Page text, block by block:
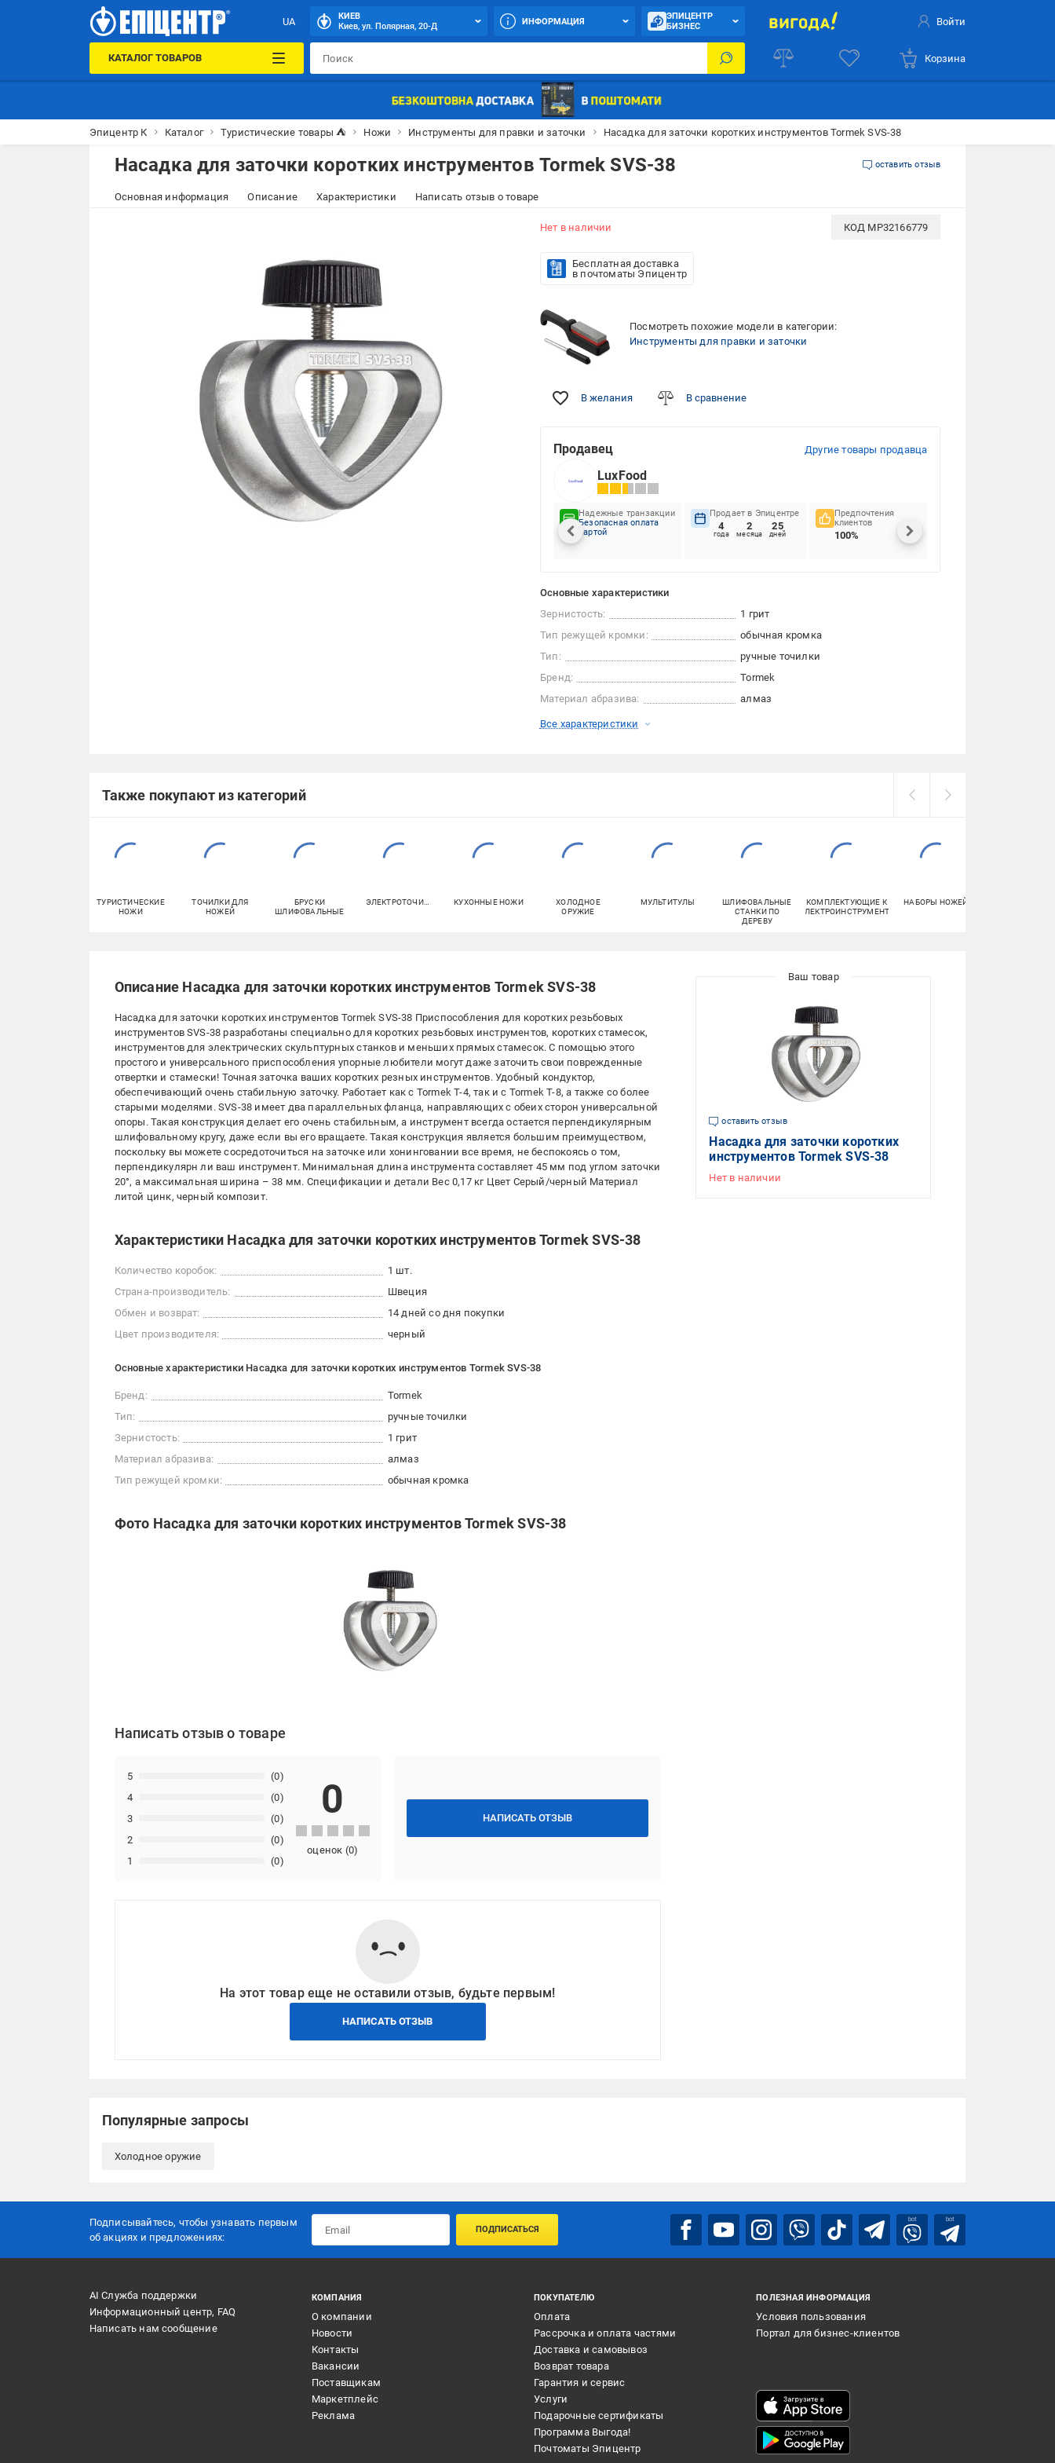
UA
КИЕВ
Киев, ул. Полярная, 20-Д
ИНФОРМАЦИЯ
ЭПИЦЕНТР
БИЗНЕС
Войти
КАТАЛОГ ТОВАРОВ Корзина
Эпицентр К Каталог Туристические товары ⛺ Ножи Инструменты для правки и заточки Насадка для заточки коротких инструментов Tormek SVS-38
Насадка для заточки коротких инструментов Tormek SVS-38 оставить отзыв
Основная информация Описание Характеристики Написать отзыв о товаре
Нет в наличии КОД MP32166779
Бесплатная доставка
в почтоматы Эпицентр
Посмотреть похожие модели в категории:
Инструменты для правки и заточки
В желания В сравнение
Продавец Другие товары продавца
LuxFood
Надежные транзакции
Безопасная оплата
картой
Продает в Эпицентре
4
года
2
месяца
25
дней
Предпочтения
клиентов
100%
Основные характеристики
Зернистость:
1 грит
Тип режущей кромки:
обычная кромка
Тип:
ручные точилки
Бренд:
Tormek
Материал абразива:
алмаз
Все характеристики
Также покупают из категорий
ТУРИСТИЧЕСКИЕ
НОЖИ
ТОЧИЛКИ ДЛЯ
НОЖЕЙ
БРУСКИ
ШЛИФОВАЛЬНЫЕ
ЭЛЕКТРОТОЧИЛА КУХОННЫЕ НОЖИ
ХОЛОДНОЕ
ОРУЖИЕ
МУЛЬТИТУЛЫ
ШЛИФОВАЛЬНЫЕ
СТАНКИ ПО
ДЕРЕВУ
КОМПЛЕКТУЮЩИЕ К
ЭЛЕКТРОИНСТРУМЕНТУ
НАБОРЫ НОЖЕЙ
Описание Насадка для заточки коротких инструментов Tormek SVS-38
Насадка для заточки коротких инструментов Tormek SVS-38 Приспособления для коротких резьбовых
инструментов SVS-38 разработаны специально для коротких резьбовых инструментов, коротких стамесок,
инструментов для электрических скульптурных станков и меньших прямых стамесок. С помощью этого
простого и универсального приспособления упорные любители могут даже заточить свои поврежденные
отвертки и стамески! Точная заточка ваших коротких резных инструментов. Удобный кондуктор,
обеспечивающий очень стабильную заточку. Работает как с Tormek T-4, так и с Tormek T-8, а также со более
старыми моделями. SVS-38 имеет два параллельных фланца, направляющих с обеих сторон универсальной
опоры. Такая конструкция делает его очень стабильным, а инструмент всегда остается перпендикулярным
шлифовальному кругу, даже если вы его вращаете. Такая конструкция является большим преимуществом,
поскольку вы можете сосредоточиться на заточке или хонинговании все время, не беспокоясь о том,
перпендикулярн ли ваш инструмент. Минимальная длина инструмента составляет 45 мм под углом заточки
20°, а максимальная ширина – 38 мм. Спецификации и детали Вес 0,17 кг Цвет Серый/черный Материал
литой цинк, черный композит.
Характеристики Насадка для заточки коротких инструментов Tormek SVS-38
Количество коробок:
1 шт.
Страна-производитель:
Швеция
Обмен и возврат:
14 дней со дня покупки
Цвет производителя:
черный
Основные характеристики Насадка для заточки коротких инструментов Tormek SVS-38
Бренд:
Tormek
Тип:
ручные точилки
Зернистость:
1 грит
Материал абразива:
алмаз
Тип режущей кромки:
обычная кромка
Фото Насадка для заточки коротких инструментов Tormek SVS-38
Написать отзыв о товаре
НАПИСАТЬ ОТЗЫВ
1 (0)
2 (0)
3 (0)
4 (0)
5 (0)
0
оценок (0)
На этот товар еще не оставили отзыв, будьте первым!
НАПИСАТЬ ОТЗЫВ
оставить отзыв
Насадка для заточки коротких
инструментов Tormek SVS-38
Нет в наличии
Популярные запросы
Холодное оружие
Подписывайтесь, чтобы узнавать первым
об акцияx и предложениях:
ПОДПИСАТЬСЯ
bot bot
AI Служба поддержки
Информационный центр, FAQ
Написать нам сообщение
КОМПАНИЯ
О компании
Новости
Контакты
Вакансии
Поставщикам
Маркетплейс
Реклама
ПОКУПАТЕЛЮ
Оплата
Рассрочка и оплата частями
Доставка и самовывоз
Возврат товара
Гарантия и сервис
Услуги
Подарочные сертификаты
Программа Выгода!
Почтоматы Эпицентр
ПОЛЕЗНАЯ ИНФОРМАЦИЯ
Условия пользования
Портал для бизнес-клиентов